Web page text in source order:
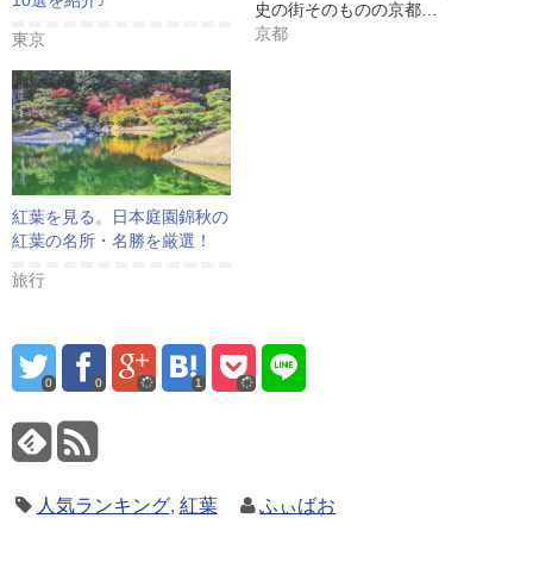
東京
史の街そのものの京都…
京都
紅葉を見る。日本庭園錦秋の
紅葉の名所・名勝を厳選！
旅行
0 0 1
人気ランキング, 紅葉 ふぃばお